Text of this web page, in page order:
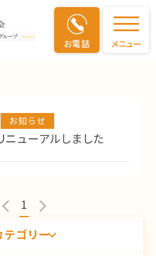
お電話 メニュー
テゴリー
お知らせ
ニューアルしました
1